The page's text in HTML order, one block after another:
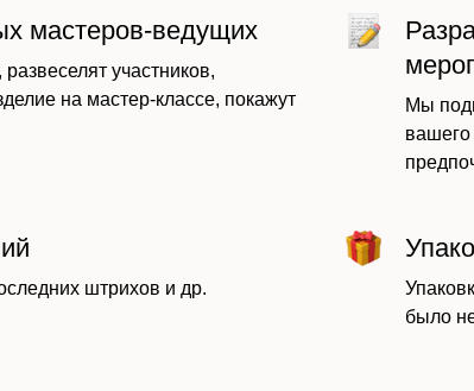
мастеров-ведущих
участников,
на мастер-классе, покажут
Мы
вашего
штрихов и др.
было